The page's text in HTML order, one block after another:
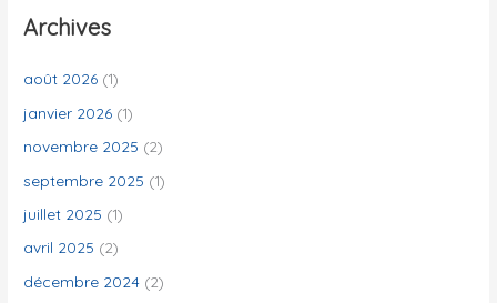
e
c
h
:
Archives
août 2026 (1)
janvier 2026 (1)
novembre 2025 (2)
septembre 2025 (1)
juillet 2025 (1)
avril 2025 (2)
décembre 2024 (2)